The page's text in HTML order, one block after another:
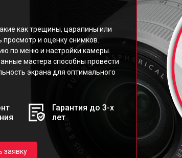
как трещины, царапины или
и оценку снимков.
по меню и настройки камеры.
мастера способны провести
экрана для оптимального
Гарантия до 3-х
лет
заявку